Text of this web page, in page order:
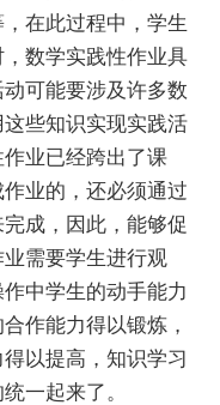
在此过程中，学生
数学实践性作业具
可能要涉及许多数
些知识实现实践活
业已经跨出了课
业的，还必须通过
成，因此，能够促
需要学生进行观
中学生的动手能力
作能力得以锻炼，
以提高，知识学习
一起来了。